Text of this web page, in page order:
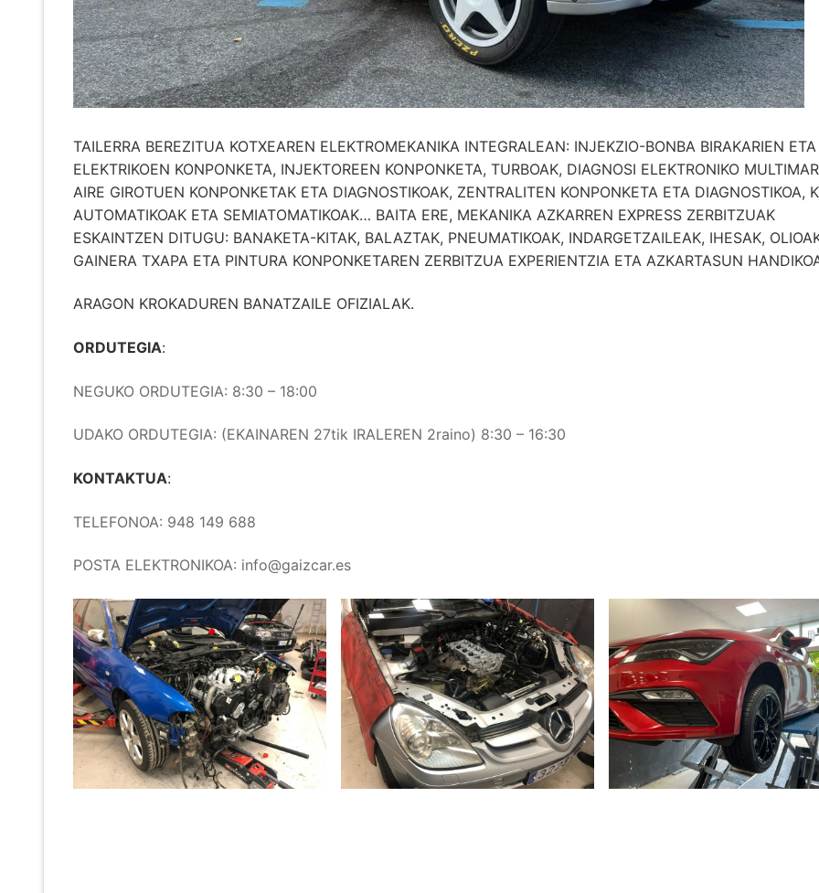
TAILERRA BEREZITUA KOTXEAREN ELEKTROMEKANIKA INTEGRALEAN: INJEKZIO-BONBA BIRAKARIEN ETA
ELEKTRIKOEN KONPONKETA, INJEKTOREEN KONPONKETA, TURBOAK, DIAGNOSI ELEKTRONIKO
AIRE GIROTUEN KONPONKETAK ETA DIAGNOSTIKOAK, ZENTRALITEN KONPONKETA ETA DIAGNOSTIKOA,
AUTOMATIKOAK ETA SEMIATOMATIKOAK… BAITA ERE, MEKANIKA AZKARREN EXPRESS ZERBITZUAK
ESKAINTZEN DITUGU: BANAKETA-KITAK, BALAZTAK, PNEUMATIKOAK, INDARGETZAILEAK, IHESAK,
GAINERA TXAPA ETA PINTURA KONPONKETAREN ZERBITZUA EXPERIENTZIA ETA AZKARTASUN
ARAGON KROKADUREN BANATZAILE OFIZIALAK.
ORDUTEGIA:
NEGUKO ORDUTEGIA: 8:30 – 18:00
UDAKO ORDUTEGIA: (EKAINAREN 27tik IRALEREN 2raino) 8:30 – 16:30
KONTAKTUA:
TELEFONOA: 948 149 688
POSTA ELEKTRONIKOA: info@gaizcar.es